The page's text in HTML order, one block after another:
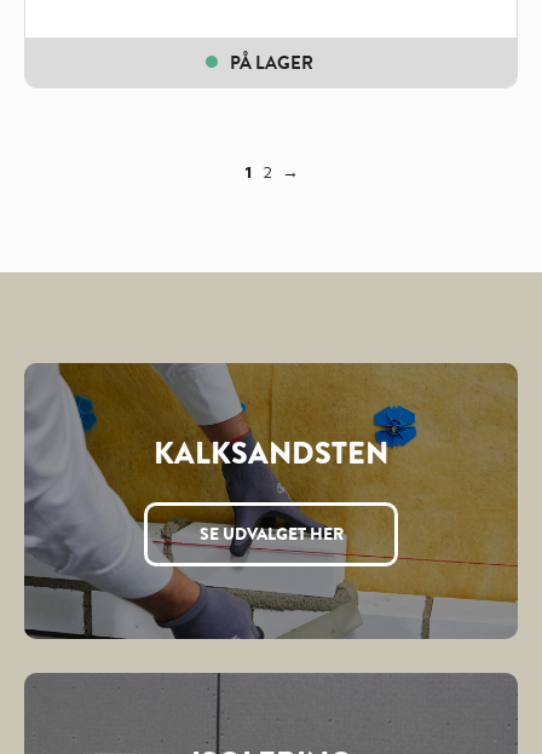
PÅ LAGER
1 2 →
KALKSANDSTEN
SE UDVALGET HER